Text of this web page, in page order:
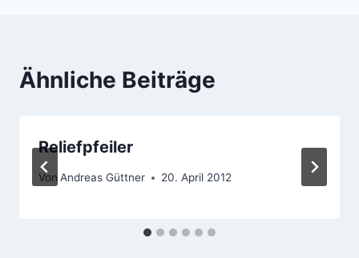
Ähnliche Beiträge
Reliefpfeiler
Von Andreas Güttner 20. April 2012